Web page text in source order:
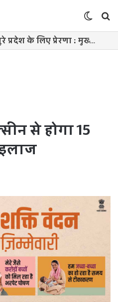
Switch
skin
छिंदवाड़ा की प्रतिभाएं पूरे प्रदेश के लिए प्रेरणा : मुख्यमंत्री डॉ. यादव
से होगा 15